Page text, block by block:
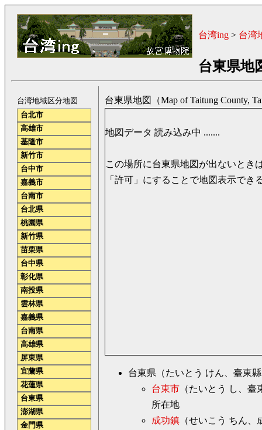
台湾ing > 台湾
台東県地
台東県地図（Map of Taitung County,
地図データ 読み込み中 .......
この場所に台東県地図が出ないとき
「許可」にすることで地図表示でき
台東県（たいとう けん、臺東
台東市 （たいとう し、
所在地
成功鎮 （せいこう ちん、
台湾地域区分地図
台北市
高雄市
基隆市
新竹市
台中市
嘉義市
台南市
台北県
桃園県
新竹県
苗栗県
台中県
彰化県
南投県
雲林県
嘉義県
台南県
高雄県
屏東県
宜蘭県
花蓮県
台東県
澎湖県
金門県